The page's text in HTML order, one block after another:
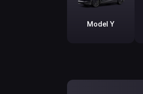
Model Y